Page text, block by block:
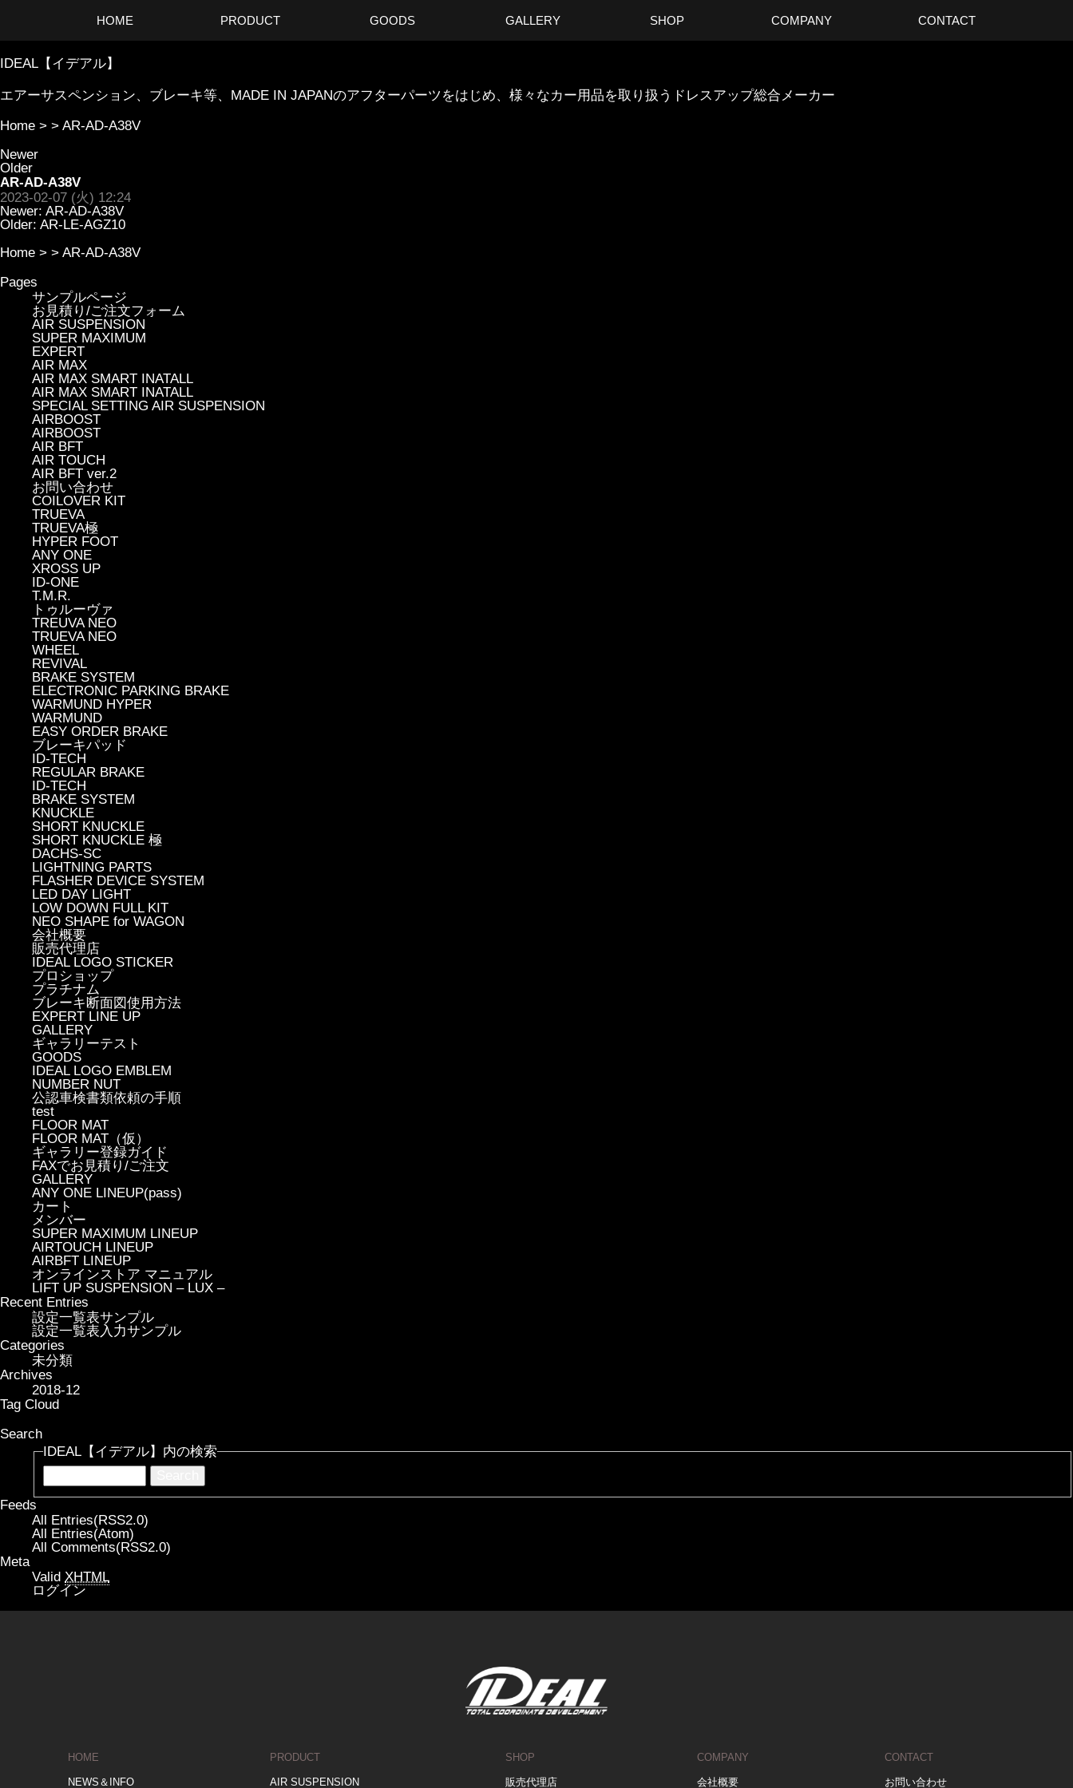
HOME PRODUCT GOODS GALLERY SHOP COMPANY CONTACT
IDEAL【イデアル】
エアーサスペンション、ブレーキ等、MADE IN JAPANのアフターパーツをはじめ、様々なカー用品を取り扱うドレスアップ総合メーカー
Home > > AR-AD-A38V
Newer
Older
AR-AD-A38V
2023-02-07 (火) 12:24
Newer: AR-AD-A38V
Older: AR-LE-AGZ10
Home > > AR-AD-A38V
Pages
サンプルページ
お見積り/ご注文フォーム
AIR SUSPENSION
SUPER MAXIMUM
EXPERT
AIR MAX
AIR MAX SMART INATALL
AIR MAX SMART INATALL
SPECIAL SETTING AIR SUSPENSION
AIRBOOST
AIRBOOST
AIR BFT
AIR TOUCH
AIR BFT ver.2
お問い合わせ
COILOVER KIT
TRUEVA
TRUEVA極
HYPER FOOT
ANY ONE
XROSS UP
ID-ONE
T.M.R.
トゥルーヴァ
TREUVA NEO
TRUEVA NEO
WHEEL
REVIVAL
BRAKE SYSTEM
ELECTRONIC PARKING BRAKE
WARMUND HYPER
WARMUND
EASY ORDER BRAKE
ブレーキパッド
ID-TECH
REGULAR BRAKE
ID-TECH
BRAKE SYSTEM
KNUCKLE
SHORT KNUCKLE
SHORT KNUCKLE 極
DACHS-SC
LIGHTNING PARTS
FLASHER DEVICE SYSTEM
LED DAY LIGHT
LOW DOWN FULL KIT
NEO SHAPE for WAGON
会社概要
販売代理店
IDEAL LOGO STICKER
プロショップ
プラチナム
ブレーキ断面図使用方法
EXPERT LINE UP
GALLERY
ギャラリーテスト
GOODS
IDEAL LOGO EMBLEM
NUMBER NUT
公認車検書類依頼の手順
test
FLOOR MAT
FLOOR MAT（仮）
ギャラリー登録ガイド
FAXでお見積り/ご注文
GALLERY
ANY ONE LINEUP(pass)
カート
メンバー
SUPER MAXIMUM LINEUP
AIRTOUCH LINEUP
AIRBFT LINEUP
オンラインストア マニュアル
LIFT UP SUSPENSION – LUX –
Recent Entries
設定一覧表サンプル
設定一覧表入力サンプル
Categories
未分類
Archives
2018-12
Tag Cloud
Search
IDEAL【イデアル】内の検索
Feeds
All Entries(RSS2.0)
All Entries(Atom)
All Comments(RSS2.0)
Meta
Valid XHTML
ログイン
HOME
NEWS＆INFO
PRODUCT
AIR SUSPENSION
SHOP
販売代理店
COMPANY
会社概要
CONTACT
お問い合わせ